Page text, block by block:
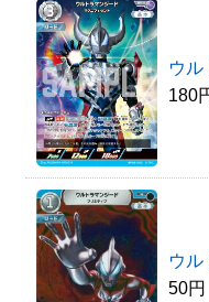
ウル
180
ウル
50円